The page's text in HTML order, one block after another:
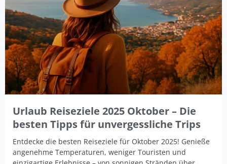
Urlaub Reiseziele 2025 Oktober – Die
besten Tipps für unvergessliche Trips
Entdecke die besten Reiseziele für Oktober 2025! Genieße
angenehme Temperaturen, weniger Touristen und